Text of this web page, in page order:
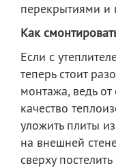
перекрытиями и
Как
Если с
теперь стоит
монтажа, ведь от
качество
уложить плиты
на внешней
сверху